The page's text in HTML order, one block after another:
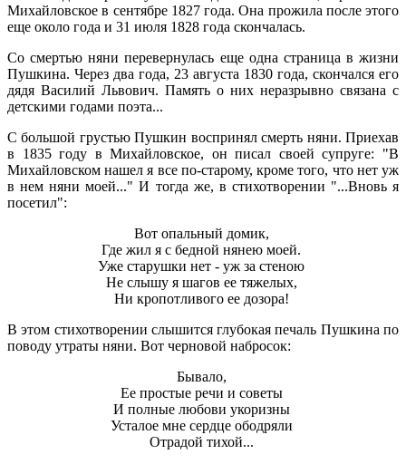
Михайловское в сентябре 1827 года. Она прожила после этого
еще около года и 31 июля 1828 года скончалась.
Со смертью няни перевернулась еще одна страница в жизни
Пушкина. Через два года, 23 августа 1830 года, скончался его
дядя Василий Львович. Память о них неразрывно связана с
детскими годами поэта...
С большой грустью Пушкин воспринял смерть няни. Приехав
в 1835 году в Михайловское, он писал своей супруге: "В
Михайловском нашел я все по-старому, кроме того, что нет уж
в нем няни моей..." И тогда же, в стихотворении "...Вновь я
посетил":
Вот опальный домик,
Где жил я с бедной нянею моей.
Уже старушки нет - уж за стеною
Не слышу я шагов ее тяжелых,
Ни кропотливого ее дозора!
В этом стихотворении слышится глубокая печаль Пушкина по
поводу утраты няни. Вот черновой набросок:
Бывало,
Ее простые речи и советы
И полные любови укоризны
Усталое мне сердце ободряли
Отрадой тихой...